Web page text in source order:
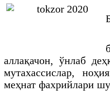
аллақачон, ўнлаб
мутахассислар,
меҳнат фахрийлари